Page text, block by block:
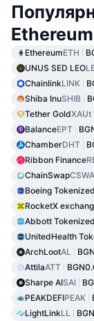
Ethereum
EthereumETH
UNUS SED LEO
ChainlinkLINK
Shiba InuSHIB
Tether GoldXAUt
BalanceEPT
ChamberDHT
Ribbon Finance
ChainSwap
Boeing
RocketX
Abbott
UnitedHealth
ArchLootAL
AttilaATT
Sharpe AISAI
PEAKDEFIPEAK
LightLinkLL